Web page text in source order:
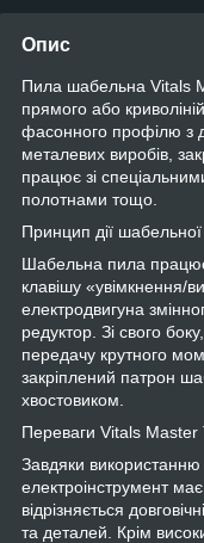
Опис
Пила шабельна Vitals
прямого або
фасонного профілю з
металевих виробів,
працює зі
полотнами тощо.
Принцип дії
Шабельна пила працює
клавішу «увімкнення/
електродвигуна
редуктор. Зі свого
передачу крутного
закріплений патрон
хвостовиком.
Переваги Vitals
Завдяки використанню
електроінструмент
відрізняється
та деталей. Крім